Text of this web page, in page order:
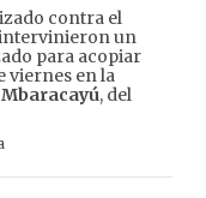
contra el
un
para acopiar
viernes en la
Mbaracayú, del